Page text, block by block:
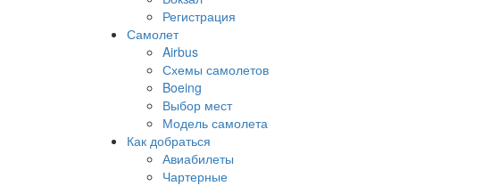
Регистрация
Самолет
Airbus
Схемы самолетов
Boeing
Выбор мест
Модель самолета
Как добраться
Авиабилеты
Чартерные